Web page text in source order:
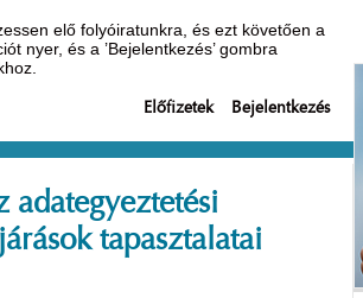
elő folyóiratunkra, és ezt követően a
nyer, és a ’Bejelentkezés’ gombra
Bejelentkezés
Előfizetek
adategyeztetési
tapasztalatai